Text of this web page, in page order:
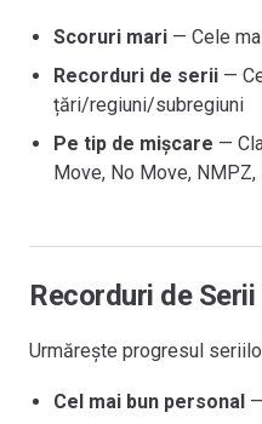
Scoruri mari — Cele
Recorduri de serii —
țări/regiuni/subregiuni
Pe tip de mișcare —
Move, No Move, NMPZ,
Recorduri de Serii
Urmărește progresul
Cel mai bun personal